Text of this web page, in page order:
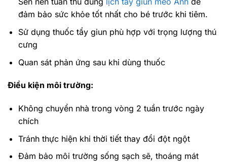
đảm bảo sức khỏe tốt nhất cho bé trước khi tiêm.
Sử dụng thuốc tẩy giun phù hợp với trọng lượng thú
cưng
Quan sát phản ứng sau khi dùng thuốc
Điều kiện môi trường:
Không chuyển nhà trong vòng 2 tuần trước ngày
chích
Tránh thực hiện khi thời tiết thay đổi đột ngột
Đảm bảo môi trường sống sạch sẽ, thoáng mát